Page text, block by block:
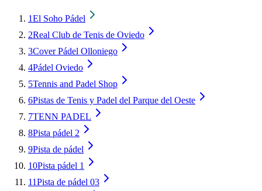
1El Soho Pádel
2Real Club de Tenis de Oviedo
3Cover Pádel Olloniego
4Pádel Oviedo
5Tennis and Padel Shop
6Pistas de Tenis y Padel del Parque del Oeste
7TENN PADEL
8Pista pádel 2
9Pista de pádel
10Pista pádel 1
11Pista de pádel 03